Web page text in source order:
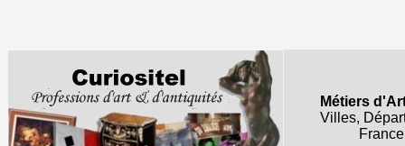
Métiers
Villes,